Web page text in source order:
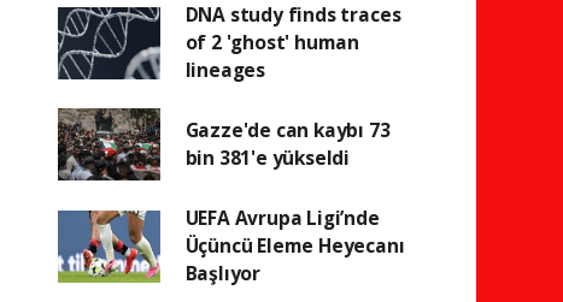
DNA study finds traces
of 2 'ghost' human
lineages
Gazze'de can kaybı 73
bin 381'e yükseldi
UEFA Avrupa Ligi’nde
Üçüncü Eleme Heyecanı
Başlıyor